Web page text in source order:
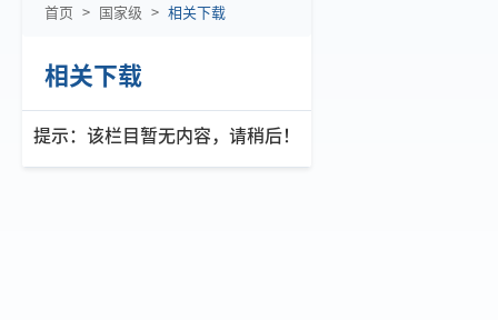
首页 > 国家级 > 相关下载
相关下载
提示：该栏目暂无内容，请稍后！